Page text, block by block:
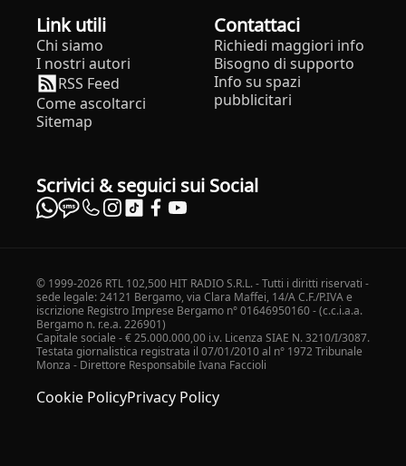
Link utili
Chi siamo
I nostri autori
RSS Feed
Come ascoltarci
Sitemap
Contattaci
Richiedi maggiori info
Bisogno di supporto
Info su spazi
pubblicitari
Scrivici & seguici sui Social
© 1999-2026 RTL 102,500 HIT RADIO S.R.L. - Tutti i diritti riservati -
sede legale: 24121 Bergamo, via Clara Maffei, 14/A C.F./P.IVA e
iscrizione Registro Imprese Bergamo n° 01646950160 - (c.c.i.a.a.
Bergamo n. r.e.a. 226901)
Capitale sociale - € 25.000.000,00 i.v. Licenza SIAE N. 3210/I/3087.
Testata giornalistica registrata il 07/01/2010 al n° 1972 Tribunale
Monza - Direttore Responsabile Ivana Faccioli
Cookie PolicyPrivacy Policy